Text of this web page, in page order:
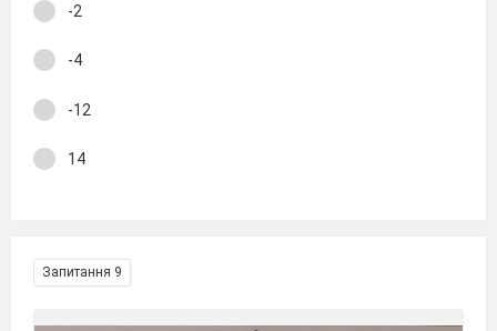
-2
-4
-12
14
Запитання 9